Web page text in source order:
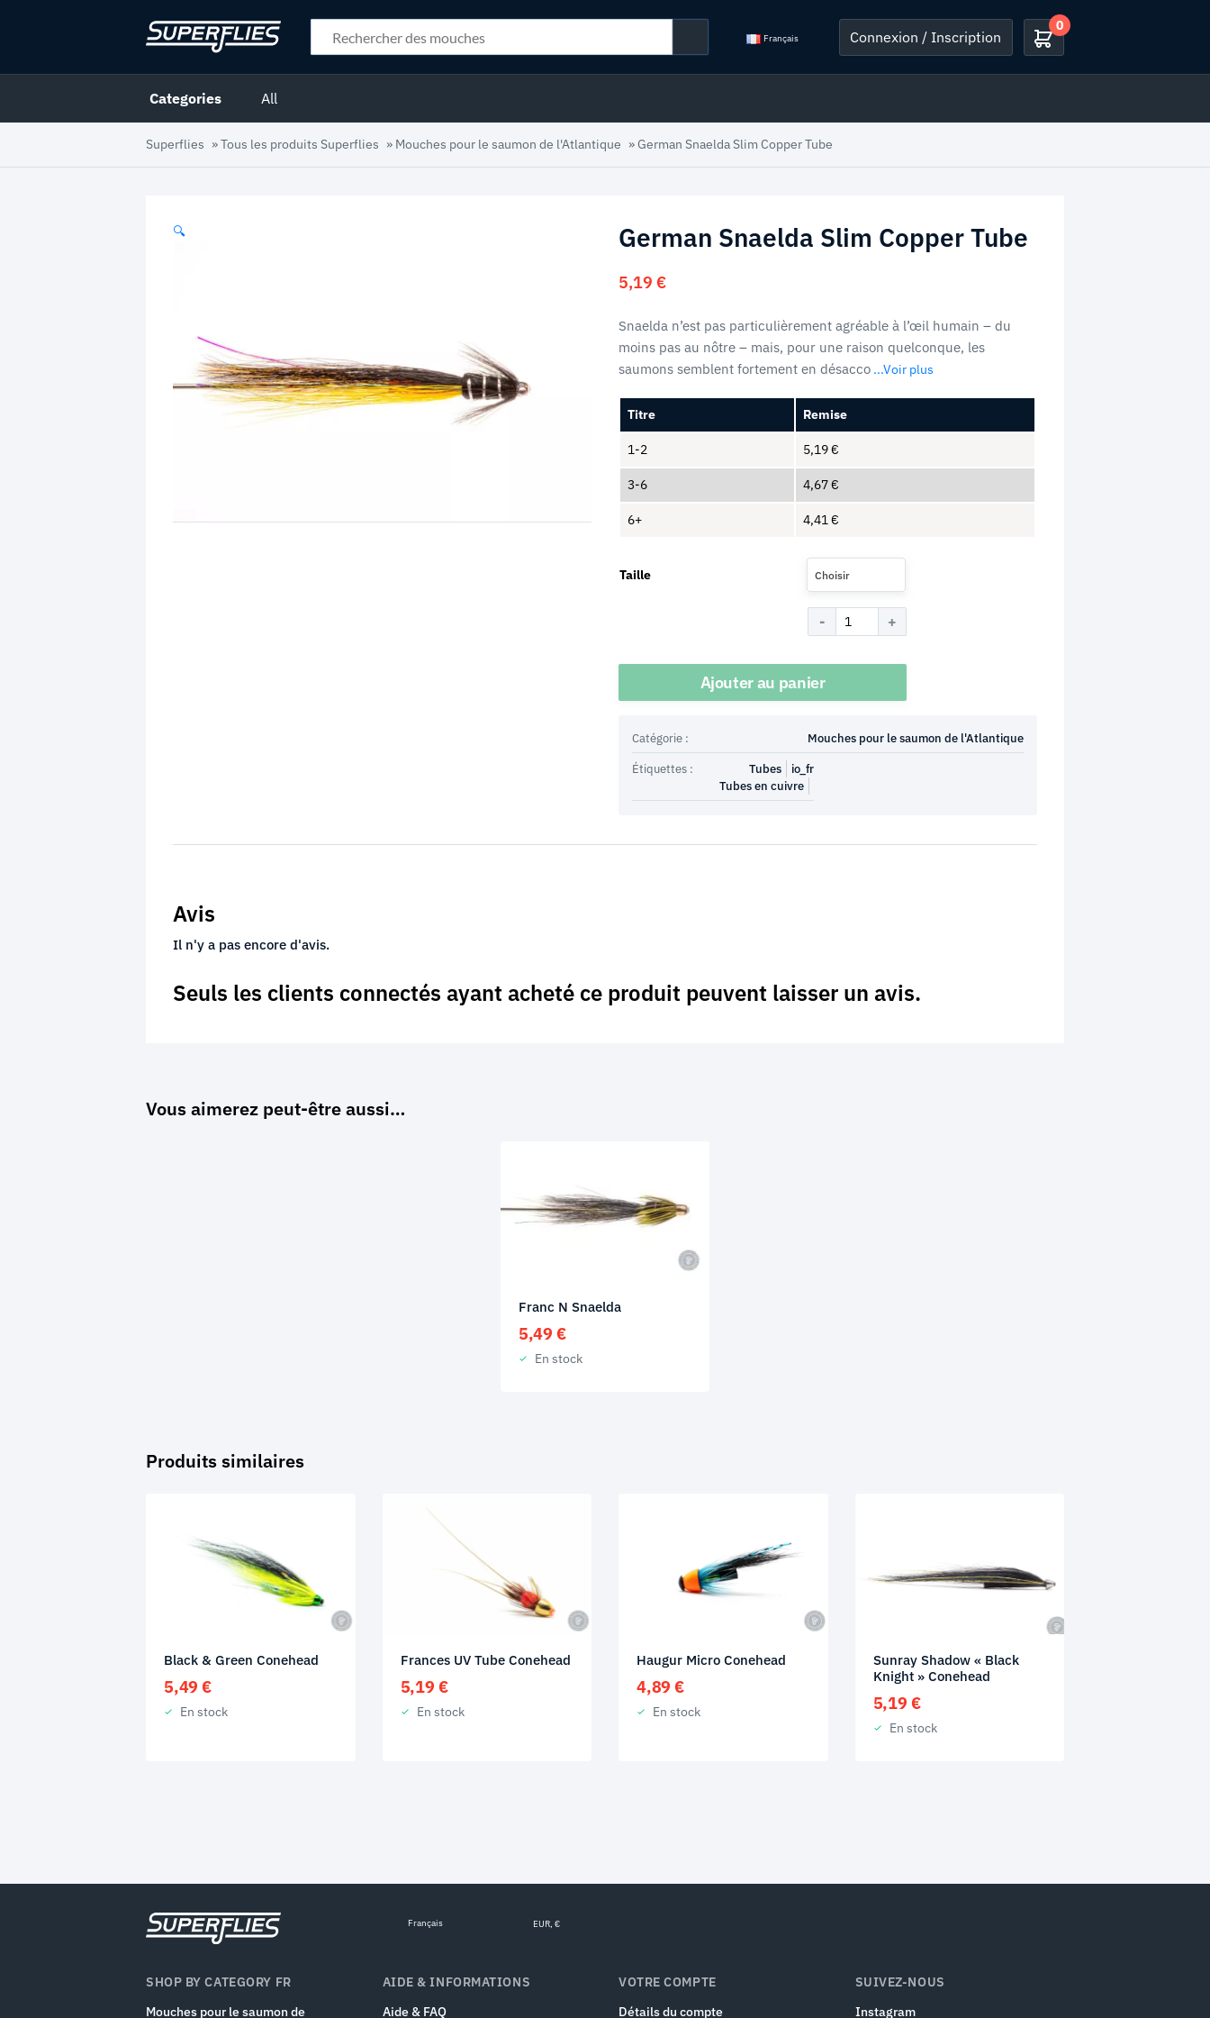
Français Connexion / Inscription
0
Categories All
Superflies »Tous les produits Superflies » Mouches pour le saumon de l'Atlantique » German Snaelda Slim Copper Tube
🔍 German Snaelda Slim Copper Tube
5,19 €
Snaelda n’est pas particulièrement agréable à l’œil humain – du
moins pas au nôtre – mais, pour une raison quelconque, les
saumons semblent fortement en désacco ...Voir plus
Titre Remise
1-2 5,19€
3-6 4,67€
6+ 4,41€
Taille Choisir
Ajouter au panier
Catégorie :
Mouches pour le saumon de l'Atlantique
Étiquettes :
io_fr
Tubes
Tubes en cuivre
Avis
Il n'y a pas encore d'avis.
Seuls les clients connectés ayant acheté ce produit peuvent laisser un avis.
Vous aimerez peut-être aussi…
Franc N Snaelda
5,49 €
En stock
Produits similaires
Black & Green Conehead
5,49 €
En stock
Frances UV Tube Conehead
5,19 €
En stock
Haugur Micro Conehead
4,89 €
En stock
Sunray Shadow « Black
Knight » Conehead
5,19 €
En stock
Français EUR, €
SHOP BY CATEGORY FR
Mouches pour le saumon de
AIDE & INFORMATIONS
Aide & FAQ
VOTRE COMPTE
Détails du compte
SUIVEZ-NOUS
Instagram